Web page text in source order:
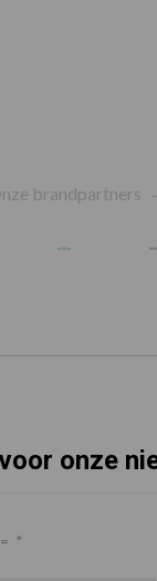
brandpartners
onze
*